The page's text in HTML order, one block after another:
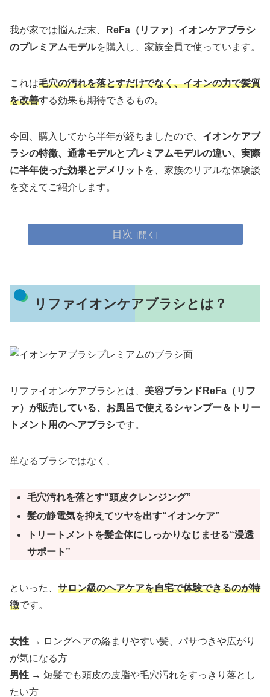
我が家では悩んだ末、
ReFa（リファ）イオンケアブラシ
のプレミアムモデルを購入し、家族全員で使っています。
これは毛穴の汚れを落とすだけでなく、イオンの力で髪質
を改善する効果も期待できるもの。
今回、購入してから半年が経ちましたので、 イオンケアブ
ラシの特徴、通常モデルとプレミアムモデルの違い、実際
に半年使った効果とデメリット を、家族のリアルな体験談
を交えてご紹介します。
目次
リファイオンケアブラシとは？
リファイオンケアブラシとは、 美容ブランドReFa（リフ
ァ）が販売している、お風呂で使えるシャンプー＆トリー
トメント用のヘアブラシです。
単なるブラシではなく、
毛穴汚れを落とす“頭皮クレンジング”
髪の静電気を抑えてツヤを出す“イオンケア”
トリートメントを髪全体にしっかりなじませる“浸透
サポート”
といった、 サロン級のヘアケアを自宅で体験できるのが特
徴です。
女性 → ロングヘアの絡まりやすい髪、パサつきや広がり
が気になる方
男性 → 短髪でも頭皮の皮脂や毛穴汚れをすっきり落とし
たい方